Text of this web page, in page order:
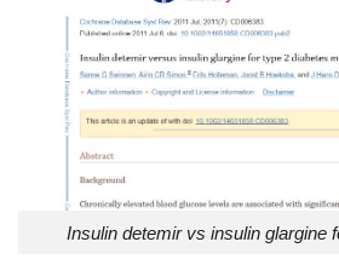
Insulin detemir vs insulin glargine